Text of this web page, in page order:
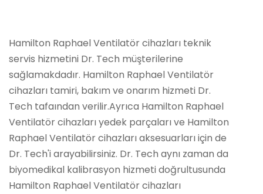
Hamilton Raphael Ventilatör cihazları teknik
servis hizmetini Dr. Tech müşterilerine
sağlamakdadır. Hamilton Raphael Ventilatör
cihazları tamiri, bakım ve onarım hizmeti Dr.
Tech tafaından verilir.Ayrıca Hamilton Raphael
Ventilatör cihazları yedek parçaları ve Hamilton
Raphael Ventilatör cihazları aksesuarları için de
Dr. Tech'i arayabilirsiniz. Dr. Tech aynı zaman da
biyomedikal kalibrasyon hizmeti doğrultusunda
Hamilton Raphael Ventilatör cihazları